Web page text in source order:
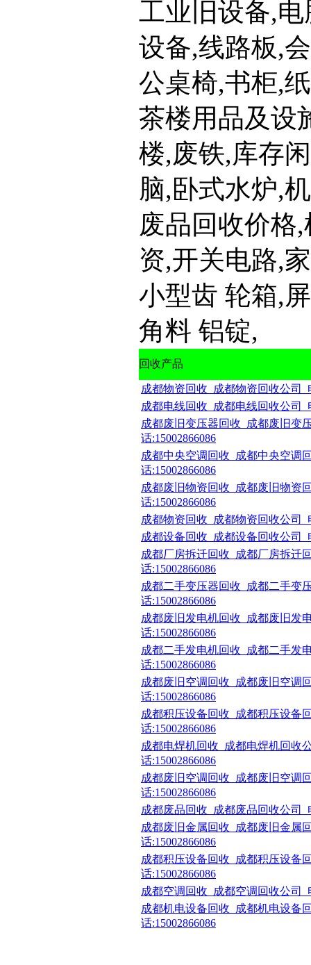
工业旧设备,
设备,线路板,
公桌椅,书柜,
茶楼用品及设
楼,废铁,库存
脑,卧式水炉,
废品回收价格
资,开关电路,
小型齿 轮箱,
角料 铝锭,
回收产品
成都物资回收_成都物资回收公司_
成都电线回收_成都电线回收公司_
成都废旧变压器回收_成都废旧变
话:15002866086
成都中央空调回收_成都中央空调
话:15002866086
成都废旧物资回收_成都废旧物资
话:15002866086
成都物资回收_成都物资回收公司_
成都设备回收_成都设备回收公司_
成都厂房拆迁回收_成都厂房拆迁
话:15002866086
成都二手变压器回收_成都二手变
话:15002866086
成都废旧发电机回收_成都废旧发
话:15002866086
成都二手发电机回收_成都二手发
话:15002866086
成都废旧空调回收_成都废旧空调
话:15002866086
成都积压设备回收_成都积压设备
话:15002866086
成都电焊机回收_成都电焊机回收
话:15002866086
成都废旧空调回收_成都废旧空调
话:15002866086
成都废品回收_成都废品回收公司_
成都废旧金属回收_成都废旧金属
话:15002866086
成都积压设备回收_成都积压设备
话:15002866086
成都空调回收_成都空调回收公司_
成都机电设备回收_成都机电设备
话:15002866086